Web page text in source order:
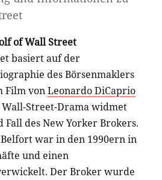
of Wall Street
basiert auf der
des Börsenmaklers
Film vonLeonardo DiCaprio
Street-Drama widmet
Fall des New Yorker Brokers.
war in den 1990ern in
und einen
Der Broker wurde